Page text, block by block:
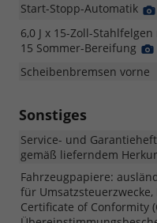
Start-Stopp-Automatik
6,0 J x 15-Zoll-
15 Sommer-Bereifung
Scheibenbremsen vorne
Sonstiges
Service- und
gemäß lieferndem
Fahrzeugpapiere:
für
Certificate of Conformity